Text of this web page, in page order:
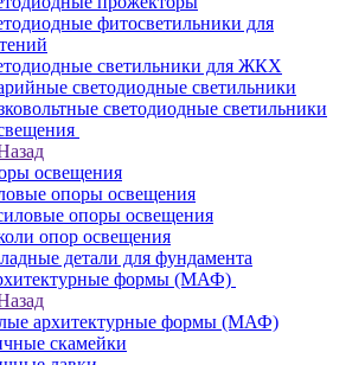
фитосветильники для
светильники для ЖКХ
светодиодные светильники
светодиодные светильники
освещения
опоры освещения
опоры освещения
опор освещения
детали для фундамента
формы (МАФ)
архитектурные формы (МАФ)
скамейки